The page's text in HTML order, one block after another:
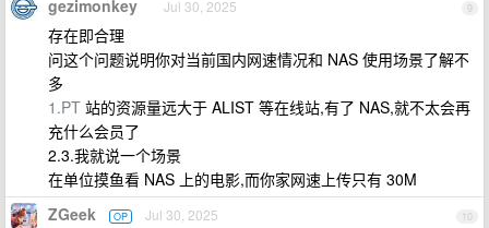
9
gezimonkey Jul 30, 2025
存在即合理
问这个问题说明你对当前国内网速情况和 NAS 使用场景了解不
多
1.PT 站的资源量远大于 ALIST 等在线站,有了 NAS,就不太会再
充什么会员了
2.3.我就说一个场景
在单位摸鱼看 NAS 上的电影,而你家网速上传只有 30M
10
ZGeek OP Jul 30, 2025